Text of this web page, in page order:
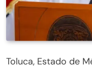
Toluca, Estado de